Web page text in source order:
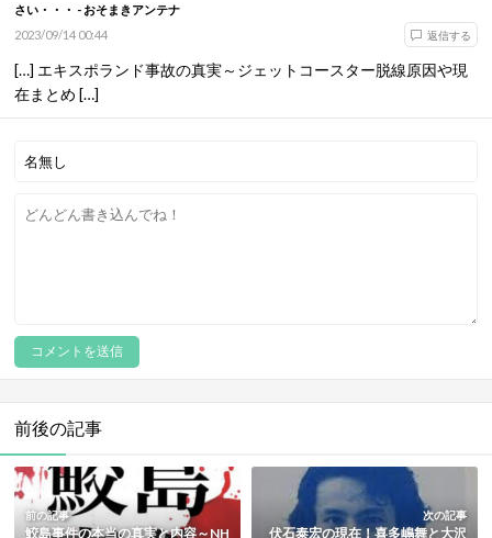
さい・・・ - おそまきアンテナ
2023/09/14 00:44
返信する
[…] エキスポランド事故の真実～ジェットコースター脱線原因や現
在まとめ […]
前後の記事
前の記事
鮫島事件の本当の真実と内容～NH
次の記事
伏石泰宏の現在！喜多嶋舞と大沢